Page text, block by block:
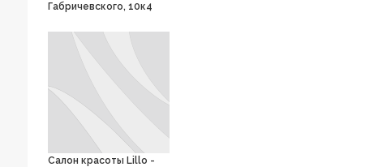
Габричевского, 10к4
Салон красоты Lillo -